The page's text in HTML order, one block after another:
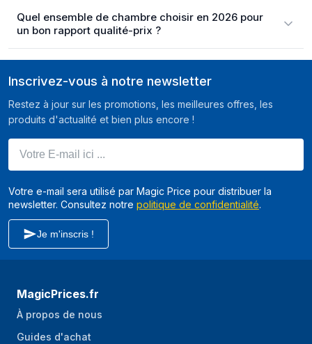
Quel ensemble de chambre choisir en 2026 pour
un bon rapport qualité-prix ?
Inscrivez-vous à notre newsletter
Restez à jour sur les promotions, les meilleures offres, les
produits d'actualité et bien plus encore !
Votre e-mail sera utilisé par Magic Price pour distribuer la
newsletter. Consultez notre politique de confidentialité.
Je m'inscris !
MagicPrices.fr
À propos de nous
Guides d'achat